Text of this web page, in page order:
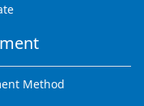
Method